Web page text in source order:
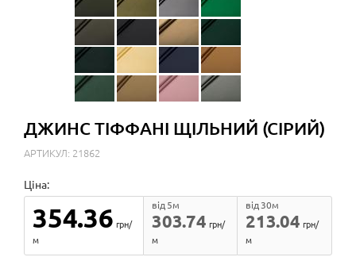
ДЖИНС ТІФФАНІ ЩІЛЬНИЙ (СІРИЙ)
АРТИКУЛ: 21862
Ціна:
354.36 грн/
м
303.74
від 5м
грн/
м
213.04
від 30м
грн/
м